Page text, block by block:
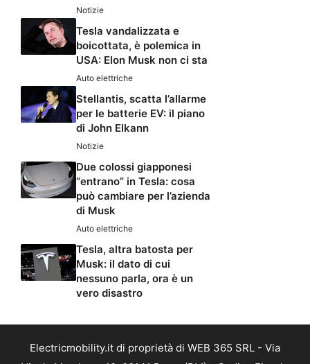
Notizie
Tesla vandalizzata e
boicottata, è polemica in
USA: Elon Musk non ci sta
Auto elettriche
Stellantis, scatta l’allarme
per le batterie EV: il piano
di John Elkann
Notizie
Due colossi giapponesi
“entrano” in Tesla: cosa
può cambiare per l’azienda
di Musk
Auto elettriche
Tesla, altra batosta per
Musk: il dato di cui
nessuno parla, ora è un
vero disastro
Electricmobility.it di proprietà di WEB 365 SRL - Via